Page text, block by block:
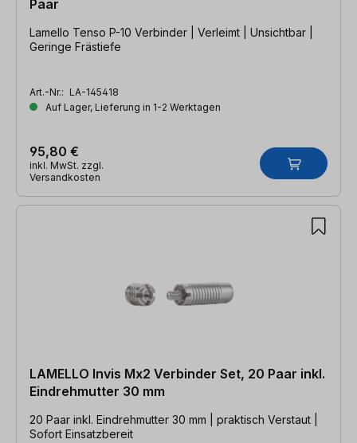
Paar
Lamello Tenso P-10 Verbinder | Verleimt | Unsichtbar |
Geringe Frästiefe
Art.-Nr.: LA-145418
Auf Lager, Lieferung in 1-2 Werktagen
95,80 €
inkl. MwSt. zzgl.
Versandkosten
LAMELLO Invis Mx2 Verbinder Set, 20 Paar inkl.
Eindrehmutter 30 mm
20 Paar inkl. Eindrehmutter 30 mm | praktisch Verstaut |
Sofort Einsatzbereit